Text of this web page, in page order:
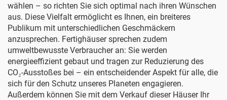
wählen – so richten Sie sich optimal nach ihren Wünschen
aus. Diese Vielfalt ermöglicht es Ihnen, ein breiteres
Publikum mit unterschiedlichen Geschmäckern
anzusprechen. Fertighäuser sprechen zudem
umweltbewusste Verbraucher an: Sie werden
energieeffizient gebaut und tragen zur Reduzierung des
CO₂-Ausstoßes bei – ein entscheidender Aspekt für alle, die
sich für den Schutz unseres Planeten engagieren.
Außerdem können Sie mit dem Verkauf dieser Häuser Ihr